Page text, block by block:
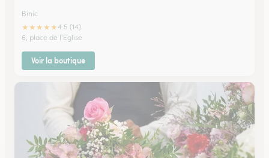
Binic
★★★★★4.5 (14)
6, place de l'Eglise
Voir la boutique